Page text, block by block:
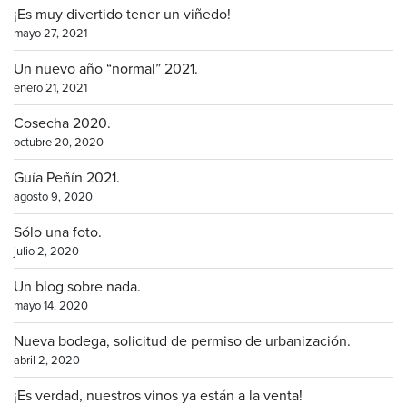
¡Es muy divertido tener un viñedo!
mayo 27, 2021
Un nuevo año “normal” 2021.
enero 21, 2021
Cosecha 2020.
octubre 20, 2020
Guía Peñín 2021.
agosto 9, 2020
Sólo una foto.
julio 2, 2020
Un blog sobre nada.
mayo 14, 2020
Nueva bodega, solicitud de permiso de urbanización.
abril 2, 2020
¡Es verdad, nuestros vinos ya están a la venta!